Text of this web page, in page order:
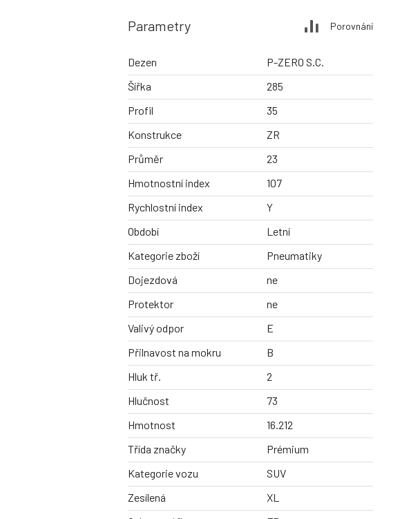
Parametry Porovnání
Dezen
P-ZERO S.C.
Šířka
285
Profil
35
Konstrukce
ZR
Průměr
23
Hmotnostní index
107
Rychlostní index
Y
Období
Letní
Kategorie zboží
Pneumatiky
Dojezdová
ne
Protektor
ne
Valivý odpor
E
Přilnavost na mokru
B
Hluk tř.
2
Hlučnost
73
Hmotnost
16.212
Třída značky
Prémium
Kategorie vozu
SUV
Zesílená
XL